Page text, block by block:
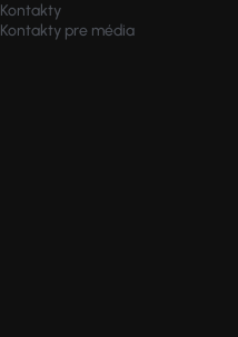
Kontakty
Kontakty pre média